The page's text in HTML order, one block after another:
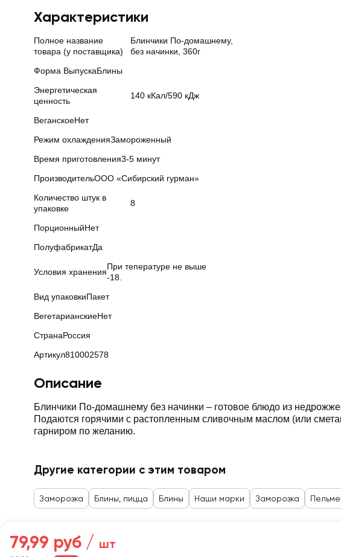
Характеристики
Полное название
товара (у поставщика)
Блинчики По-домашнему,
без начинки, 360г
Форма ВыпускаБлины
Энергетическая
ценность
140 кКал/590 кДж
ВеганскоеНет
Режим охлажденияЗамороженный
Время приготовления3-5 минут
ПроизводительООО «Сибирский гурман»
Количество штук в
упаковке
8
ПорционныйНет
ПолуфабрикатДа
Условия хранения
При тепературе не выше
-18.
Вид упаковкиПакет
ВегетарианскиеНет
СтранаРоссия
Артикул810002578
Описание
Блинчики По-домашнему без начинки – готовое блюдо из
Подаются горячими с растопленным сливочным маслом (или
гарниром по желанию.
Другие категории с этим товаром
Заморозка Блины, пицца Блины Наши марки Заморозка
79,99 руб / шт
Главная